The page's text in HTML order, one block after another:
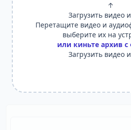
↑
Загрузить видео
Перетащите видео и
выберите их на
или киньте архив
Загрузить видео